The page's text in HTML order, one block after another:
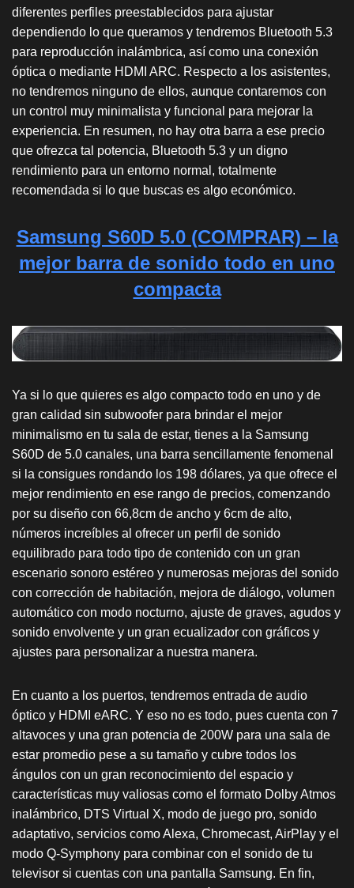
diferentes perfiles preestablecidos para ajustar
dependiendo lo que queramos y tendremos Bluetooth 5.3
para reproducción inalámbrica, así como una conexión
óptica o mediante HDMI ARC. Respecto a los asistentes,
no tendremos ninguno de ellos, aunque contaremos con
un control muy minimalista y funcional para mejorar la
experiencia. En resumen, no hay otra barra a ese precio
que ofrezca tal potencia, Bluetooth 5.3 y un digno
rendimiento para un entorno normal, totalmente
recomendada si lo que buscas es algo económico.
Samsung S60D 5.0 (COMPRAR) – la
mejor barra de sonido todo en uno
compacta
Ya si lo que quieres es algo compacto todo en uno y de
gran calidad sin subwoofer para brindar el mejor
minimalismo en tu sala de estar, tienes a la Samsung
S60D de 5.0 canales, una barra sencillamente fenomenal
si la consigues rondando los 198 dólares, ya que ofrece el
mejor rendimiento en ese rango de precios, comenzando
por su diseño con 66,8cm de ancho y 6cm de alto,
números increíbles al ofrecer un perfil de sonido
equilibrado para todo tipo de contenido con un gran
escenario sonoro estéreo y numerosas mejoras del sonido
con corrección de habitación, mejora de diálogo, volumen
automático con modo nocturno, ajuste de graves, agudos y
sonido envolvente y un gran ecualizador con gráficos y
ajustes para personalizar a nuestra manera.
En cuanto a los puertos, tendremos entrada de audio
óptico y HDMI eARC. Y eso no es todo, pues cuenta con 7
altavoces y una gran potencia de 200W para una sala de
estar promedio pese a su tamaño y cubre todos los
ángulos con un gran reconocimiento del espacio y
características muy valiosas como el formato Dolby Atmos
inalámbrico, DTS Virtual X, modo de juego pro, sonido
adaptativo, servicios como Alexa, Chromecast, AirPlay y el
modo Q-Symphony para combinar con el sonido de tu
televisor si cuentas con una pantalla Samsung. En fin,